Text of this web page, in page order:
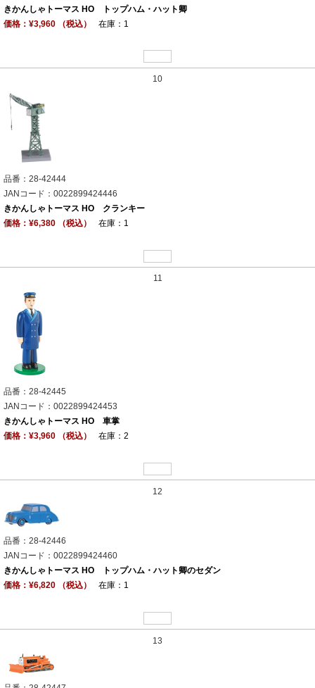
きかんしゃトーマス HO トップハム・ハット卿
価格：¥3,960 （税込）
在庫：1
10
品番：28-42444
JANコード：0022899424446
きかんしゃトーマス HO クランキー
価格：¥6,380 （税込）
在庫：1
11
品番：28-42445
JANコード：0022899424453
きかんしゃトーマス HO 車掌
価格：¥3,960 （税込）
在庫：2
12
品番：28-42446
JANコード：0022899424460
きかんしゃトーマス HO トップハム・ハット卿のセダン
価格：¥6,820 （税込）
在庫：1
13